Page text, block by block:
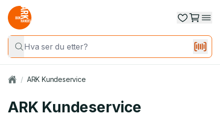
/ ARK Kundeservice
ARK Kundeservice